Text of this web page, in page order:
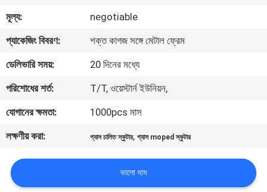
নিয়ন্ত্রণ
যোগাযোগ
করুন
উদ্ধৃতির
জন্য
আবেদন
মূল্য:
negotiable
প্যাকেজিং বিবরণ:
শক্ত কাগজ সঙ্গে মেটাল ফ্রেম
ডেলিভারি সময়:
20 দিনের মধ্যে
পরিশোধের শর্ত:
T/T, ওয়েস্টার্ন ইউনিয়ন,
যোগানের ক্ষমতা:
1000pcs মাস
লক্ষণীয় করা:
গ্যাস চালিত স্কুটার,গ্যাস moped স্কুটার
ভালো দাম